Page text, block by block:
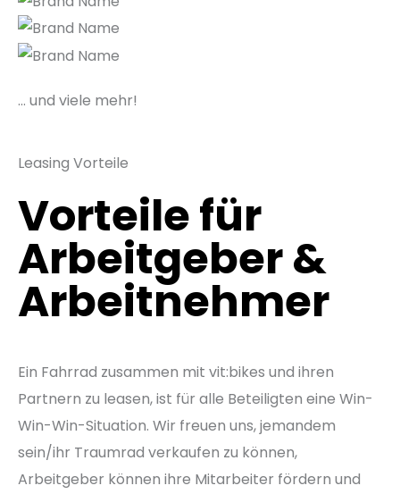
… und viele mehr!
Leasing Vorteile
Vorteile für
Arbeitgeber &
Arbeitnehmer
Ein Fahrrad zusammen mit vit:bikes und ihren
Partnern zu leasen, ist für alle Beteiligten eine Win-
Win-Win-Situation. Wir freuen uns, jemandem
sein/ihr Traumrad verkaufen zu können,
Arbeitgeber können ihre Mitarbeiter fördern und